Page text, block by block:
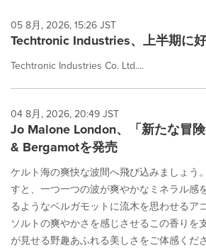
as
each
is
05 8月, 2026, 15:26 JST
Techtronic Industries、上半期に
Techtronic Industries Co. Ltd....
04 8月, 2026, 20:49 JST
Jo Malone London、「新たな冒
& Bergamotを発売
ケルト海の爽快な波間へ飛び込みましょう
すと、一つ一つの波が爽やかなミネラル感
るようなベルガモットに流木を思わせるア
ソルトの爽やかさを感じさせるこの香りを
が見せる野趣あふれる美しさをご体感くだ